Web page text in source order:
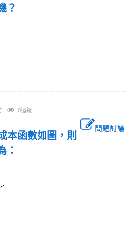
？
0追蹤
問題討論
本函數如圖，則
：